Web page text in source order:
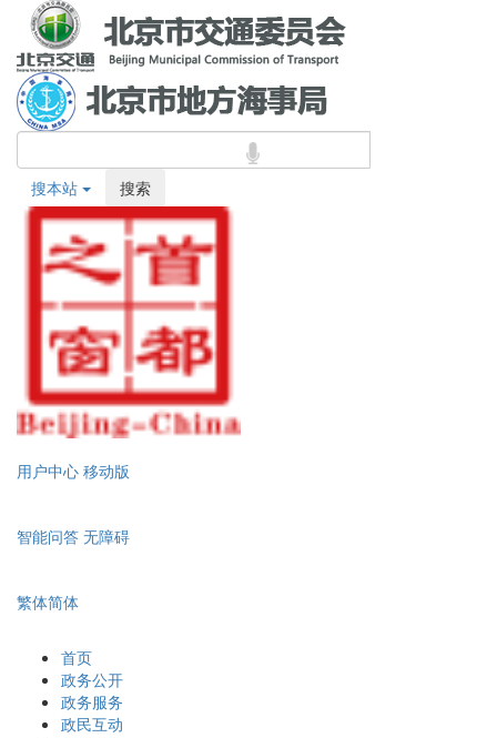
搜本站 搜索
用户中心 移动版
智能问答 无障碍
繁体简体
首页
政务公开
政务服务
政民互动